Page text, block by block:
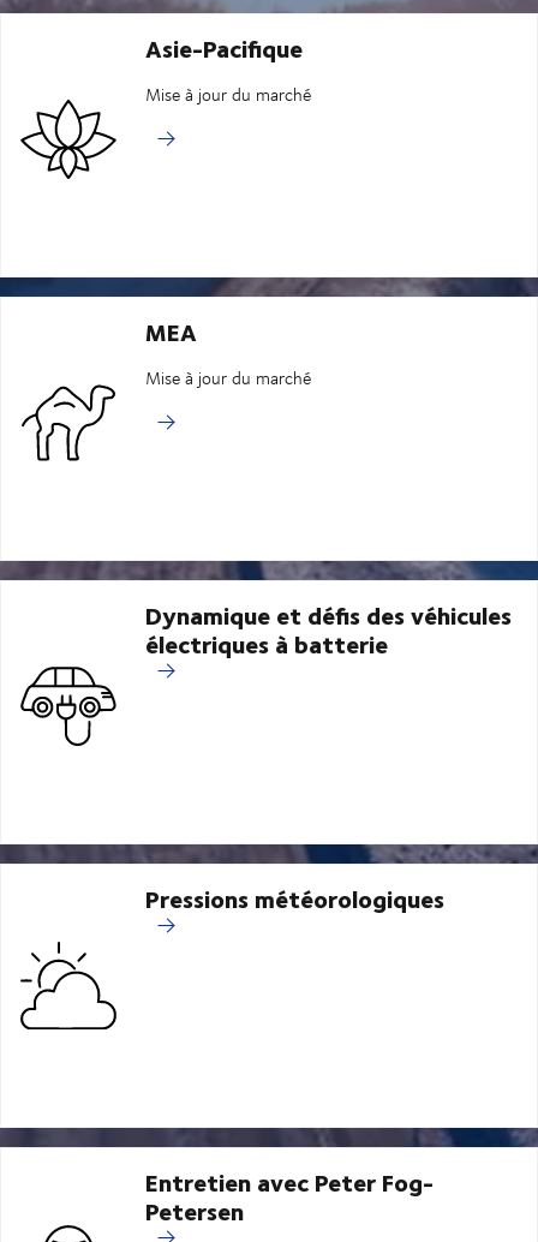
Asie-Pacifique
Mise à jour du marché
MEA
Mise à jour du marché
Dynamique et défis des véhicules
électriques à batterie
Pressions météorologiques
Entretien avec Peter Fog-
Petersen